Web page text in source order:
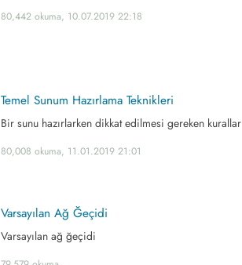
80,442 okuma, 10.07.2019 22:18
Temel Sunum Hazırlama Teknikleri
Bir sunu hazırlarken dikkat edilmesi gereken kurallar
80,008 okuma, 11.01.2019 21:01
Varsayılan Ağ Ğeçidi
Varsayılan ağ ğeçidi